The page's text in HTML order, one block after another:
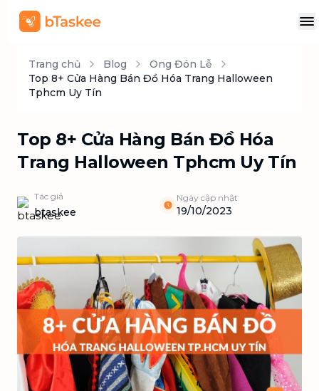
Trang chủ Blog
Ong Đón Lễ
Top 8+ Cửa Hàng Bán Đồ Hóa Trang Halloween
Tphcm Uy Tín
Top 8+ Cửa Hàng Bán Đồ Hóa
Trang Halloween Tphcm Uy Tín
Tác giả
btaskee
Ngày cập nhật
19/10/2023